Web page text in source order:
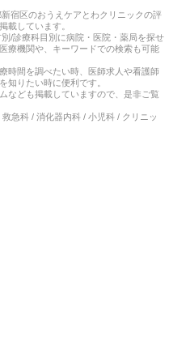
新宿区のおうえケアとわクリニックの評
載しています。
/診療科目別に病院・医院・薬局を探せ
療機関や、キーワードでの検索も可能
時間を調べたい時、医師求人や看護師
知りたい時に便利です。
なども掲載していますので、是非ご覧
救急科 / 消化器内科 / 小児科 / クリニッ